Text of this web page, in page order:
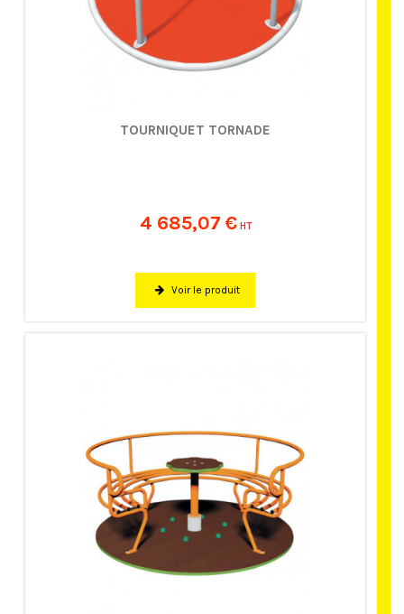
TOURNIQUET TORNADE
4 685,07 € HT
Voir le produit